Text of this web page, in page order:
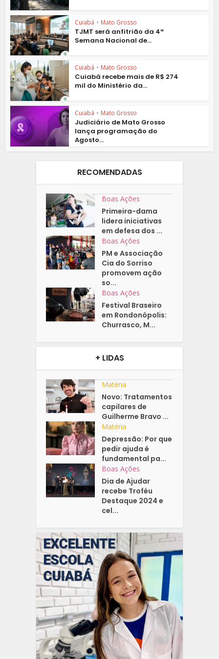
Cuiabá • Mato Grosso
TJMT será anfitrião da 4ª
Semana Nacional de...
Cuiabá • Mato Grosso
Cuiabá recebe mais de R$ 274
mil do Ministério da...
Cuiabá • Mato Grosso
Judiciário de Mato Grosso
lança programação do
Agosto...
RECOMENDADAS
Boas Ações
Primeira-dama
lidera iniciativas
em defesa dos ...
Boas Ações
PM e Associação
Cia do Sorriso
promovem ação
so...
Boas Ações
Festival Braseiro
em Rondonópolis:
Churrasco, M...
+ LIDAS
Matéria
Novo: Tratamentos
capilares de
Guilherme Bravo ...
Matéria
Depressão: Por que
pedir ajuda é
fundamental pa...
Boas Ações
Dia de Ajudar
recebe Troféu
Destaque 2024 e
cel...